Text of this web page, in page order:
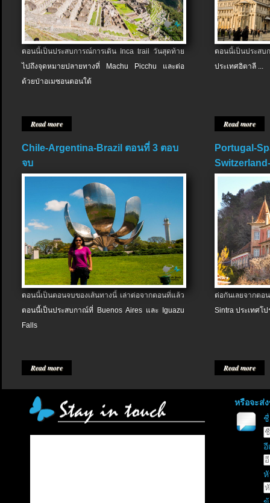
ตอนนี้เป็นประสบการณ์การเดิน Inca trail วันสุดท้าย
ไปถึงจุดหมายปลายทางที่ Machu Picchu และต่อ
ด้วยป่าอเมซอนตอนใต้
Read more
ตอนนี้เป็นประส
ประเทศอิตาลี ...
Read more
Chile-Argentina-Brazil ตอนที่ 3 ตอบ
จบ
ตอนนี้เป็นตอนจบของเส้นทางนี้ เล่าต่อจากตอนที่แล้ว
ตอนนี้เป็นประสบกาณ์ที่ Buenos Aires และ Iguazu
Falls
Read more
Portugal-
ต่อกันเลยจากต
Sintra ประเทศโป
Read more
หรือจะส่
อี
หั